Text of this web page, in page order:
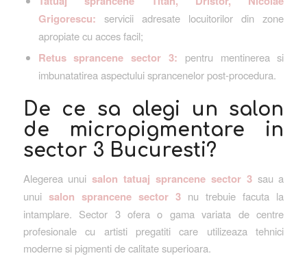
Grigorescu: servicii adresate locuitorilor din zone
apropiate cu acces facil;
Retus sprancene sector 3: pentru mentinerea si
imbunatatirea aspectului sprancenelor post-procedura.
De ce sa alegi un salon
de micropigmentare in
sector 3 Bucuresti?
Alegerea unui salon tatuaj sprancene sector 3sau a
unui salon sprancene sector 3 nu trebuie facuta la
intamplare. Sector 3 ofera o gama variata de centre
profesionale cu artisti pregatiti care utilizeaza tehnici
moderne si pigmenti de calitate superioara.